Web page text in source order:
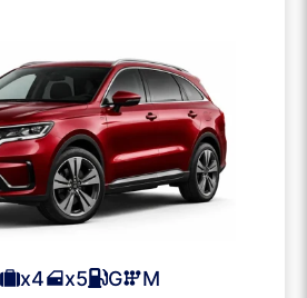
x4 x5 G M